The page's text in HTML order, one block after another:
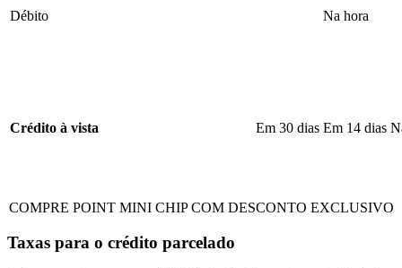
Débito Na hora
Crédito à vista Em 30 dias Em 14 dias
COMPRE POINT MINI CHIP COM DESCONTO EXCLUSIVO
Taxas para o crédito parcelado